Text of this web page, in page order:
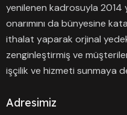
yenilenen kadrosuyla 2014
onarımını da bünyesine
ithalat yaparak orjinal
zenginleştirmiş ve
işçilik ve hizmeti sunmaya
Adresimiz